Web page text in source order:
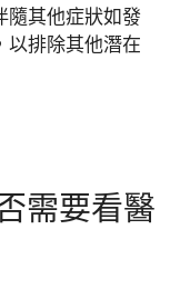
隨其他症狀如發
以排除其他潛在
需要看醫